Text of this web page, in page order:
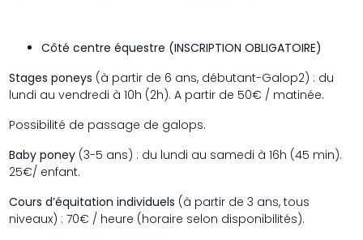
Côté centre équestre (INSCRIPTION OBLIGATOIRE)
Stages poneys (à partir de 6 ans, débutant-Galop2) : du
lundi au vendredi à 10h (2h). A partir de 50€ / matinée.
Possibilité de passage de galops.
Baby poney (3-5 ans) : du lundi au samedi à 16h (45 min).
25€/ enfant.
Cours d’équitation individuels (à partir de 3 ans, tous
niveaux) : 70€ / heure (horaire selon disponibilités).